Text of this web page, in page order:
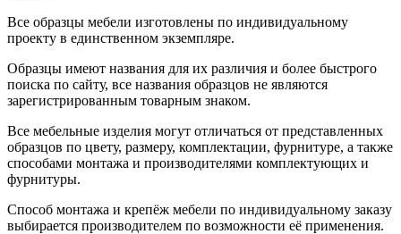
Все образцы мебели изготовлены по индивидуальному
проекту в единственном экземпляре.
Образцы имеют названия для их различия и более быстрого
поиска по сайту, все названия образцов не являются
зарегистрированным товарным знаком.
Все мебельные изделия могут отличаться от представленных
образцов по цвету, размеру, комплектации, фурнитуре, а также
способами монтажа и производителями комплектующих и
фурнитуры.
Способ монтажа и крепёж мебели по индивидуальному заказу
выбирается производителем по возможности её применения.